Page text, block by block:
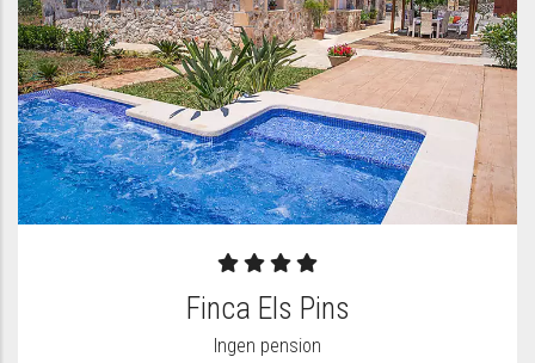
Finca Els Pins
Ingen pension